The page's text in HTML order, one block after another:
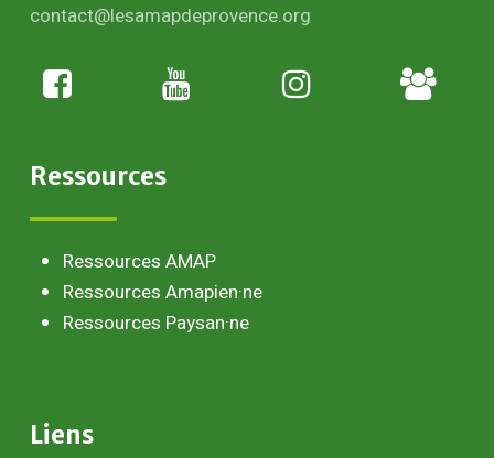
contact@lesamapdeprovence.org
Adhésion
paysan
Ressources
Ressources AMAP
Ressources Amapien·ne
Ressources Paysan·ne
Liens